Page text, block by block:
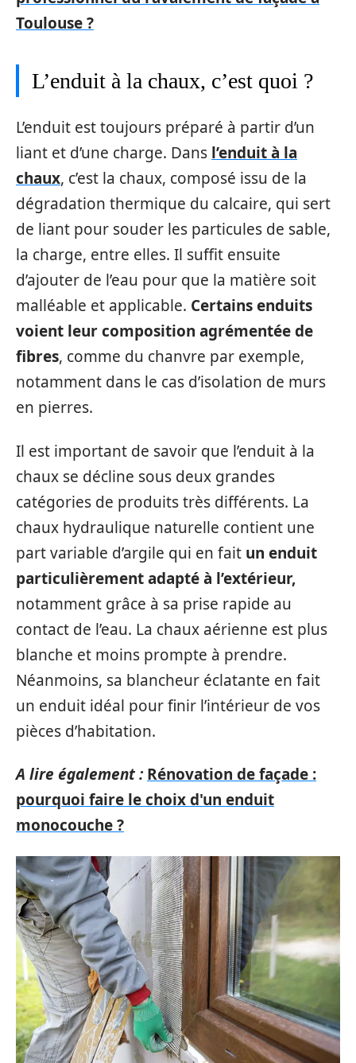
Toulouse ?
L’enduit à la chaux, c’est quoi ?
L’enduit est toujours préparé à partir d’un
liant et d’une charge. Dans l’enduit à la
chaux, c’est la chaux, composé issu de la
dégradation thermique du calcaire, qui sert
de liant pour souder les particules de sable,
la charge, entre elles. Il suffit ensuite
d’ajouter de l’eau pour que la matière soit
malléable et applicable. Certains enduits
voient leur composition agrémentée de
fibres, comme du chanvre par exemple,
notamment dans le cas d’isolation de murs
en pierres.
Il est important de savoir que l’enduit à la
chaux se décline sous deux grandes
catégories de produits très différents. La
chaux hydraulique naturelle contient une
part variable d’argile qui en fait un enduit
particulièrement adapté à l’extérieur,
notamment grâce à sa prise rapide au
contact de l’eau. La chaux aérienne est plus
blanche et moins prompte à prendre.
Néanmoins, sa blancheur éclatante en fait
un enduit idéal pour finir l’intérieur de vos
pièces d’habitation.
A lire également : Rénovation de façade :
pourquoi faire le choix d'un enduit
monocouche ?